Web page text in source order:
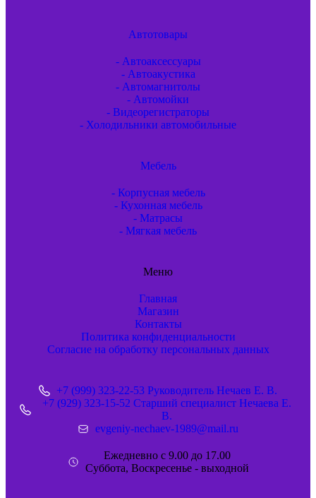
Автотовары
- Автоаксессуары
- Автоакустика
- Автомагнитолы
- Автомойки
- Видеорегистраторы
- Холодильники автомобильные
Мебель
- Корпусная мебель
- Кухонная мебель
- Матрасы
- Мягкая мебель
Меню
Главная
Магазин
Контакты
Политика конфиденциальности
Согласие на обработку персональных данных
+7 (999) 323-22-53 Руководитель Нечаев Е. В.
+7 (929) 323-15-52 Старший специалист Нечаева Е.
В.
evgeniy-nechaev-1989@mail.ru
Ежедневно с 9.00 до 17.00
Суббота, Воскресенье - выходной